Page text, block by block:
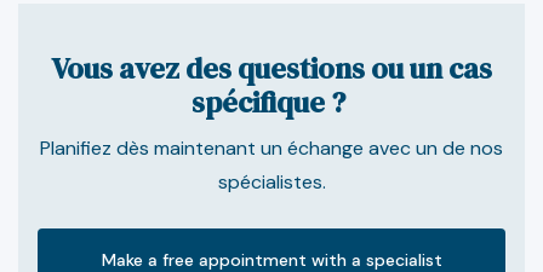
Vous avez des questions ou un cas
spécifique ?
Planifiez dès maintenant un échange avec un de nos
spécialistes.
Make a free appointment with a specialist